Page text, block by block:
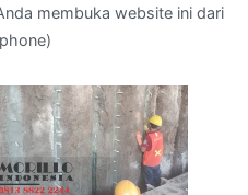
membuka website ini dari